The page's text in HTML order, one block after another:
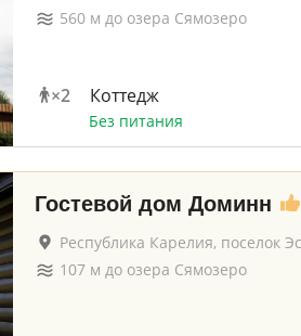
560м до озера Сямозеро
×2 Коттедж
Без питания
Гостевой дом Доминн
Республика Карелия, поселок
107м до озера Сямозеро